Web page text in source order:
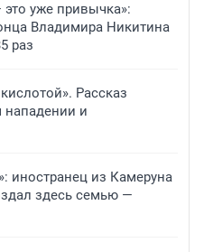
уже привычка»:
Владимира Никитина
раз
Рассказ
нападении и
иностранец из Камеруна
здесь семью —